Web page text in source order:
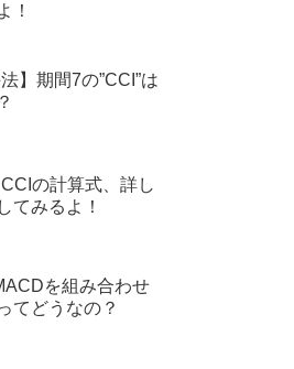
！
法】期間7の”CCI”は
CCIの計算式、詳し
てみるよ！
を組み合わせ
てどうなの？